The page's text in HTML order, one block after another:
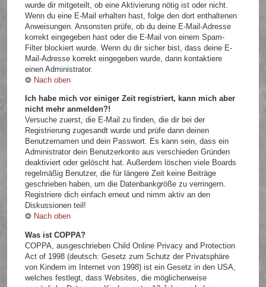
wurde dir mitgeteilt, ob eine Aktivierung nötig ist oder nicht.
Wenn du eine E-Mail erhalten hast, folge den dort enthaltenen
Anweisungen. Ansonsten prüfe, ob du deine E-Mail-Adresse
korrekt eingegeben hast oder die E-Mail von einem Spam-
Filter blockiert wurde. Wenn du dir sicher bist, dass deine E-
Mail-Adresse korrekt eingegeben wurde, dann kontaktiere
einen Administrator.
Nach oben
Ich habe mich vor einiger Zeit registriert, kann mich aber
nicht mehr anmelden?!
Versuche zuerst, die E-Mail zu finden, die dir bei der
Registrierung zugesandt wurde und prüfe dann deinen
Benutzernamen und dein Passwort. Es kann sein, dass ein
Administrator dein Benutzerkonto aus verschieden Gründen
deaktiviert oder gelöscht hat. Außerdem löschen viele Boards
regelmäßig Benutzer, die für längere Zeit keine Beiträge
geschrieben haben, um die Datenbankgröße zu verringern.
Registriere dich einfach erneut und nimm aktiv an den
Diskussionen teil!
Nach oben
Was ist COPPA?
COPPA, ausgeschrieben Child Online Privacy and Protection
Act of 1998 (deutsch: Gesetz zum Schutz der Privatsphäre
von Kindern im Internet von 1998) ist ein Gesetz in den USA,
welches festlegt, dass Websites, die möglicherweise